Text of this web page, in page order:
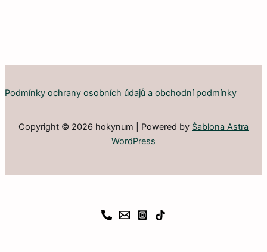
Podmínky ochrany osobních údajů a obchodní podmínky
Copyright © 2026 hokynum | Powered by Šablona Astra
WordPress